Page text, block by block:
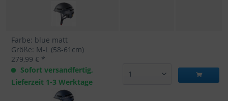
Farbe: blue matt
Größe: M-L (58-61cm)
279,99 € *
Sofort versandfertig,
Lieferzeit 1-3 Werktage